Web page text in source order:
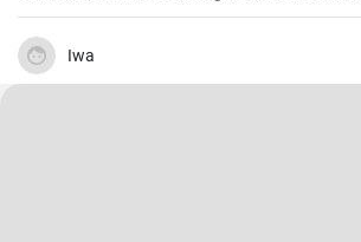
Iwa